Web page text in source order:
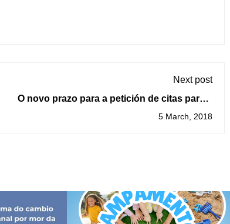
Next post
O novo prazo para a petición de citas para a
renovación do DNI abre o 15 de marzo
5 March, 2018